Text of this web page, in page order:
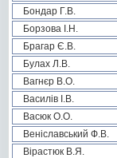
Бондар Г.В.
Борзова І.Н.
Брагар Є.В.
Булах Л.В.
Вагнєр В.О.
Василів І.В.
Васюк О.О.
Веніславський Ф.В.
Вірастюк В.Я.